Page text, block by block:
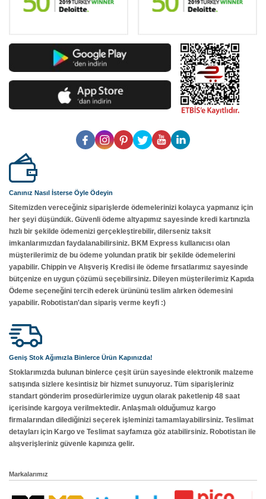
Canınız Nasıl İsterse Öyle Ödeyin
Sitemizden vereceğiniz siparişlerde ödemelerinizi kolayca yapmanız için
her şeyi düşündük. Güvenli ödeme altyapımız sayesinde kredi kartınızla
hızlı bir şekilde ödemenizi gerçekleştirebilir, dilerseniz taksit
imkanlarımızdan faydalanabilirsiniz. BKM Express kullanıcısı olan
müşterilerimiz de bu ödeme yolundan pratik bir şekilde ödemelerini
yapabilir. Chippin ve Alışveriş Kredisi ile ödeme fırsatlarımız sayesinde
bütçenize en uygun çözümü seçebilirsiniz. Dileyen müşterilerimiz Kapıda
Ödeme seçeneğini tercih ederek ürününü teslim alırken ödemesini
yapabilir. Robotistan'dan sipariş verme keyfi :)
Geniş Stok Ağımızla Binlerce Ürün Kapınızda!
Stoklarımızda bulunan binlerce çeşit ürün sayesinde elektronik malzeme
satışında sizlere kesintisiz bir hizmet sunuyoruz. Tüm siparişleriniz
standart gönderim prosedürlerimize uygun olarak paketlenip 48 saat
içerisinde kargoya verilmektedir. Anlaşmalı olduğumuz kargo
firmalarından dilediğinizi seçerek işleminizi tamamlayabilirsiniz. Teslimat
detayları için Kargo ve Teslimat sayfamıza göz atabilirsiniz. Robotistan ile
alışverişleriniz güvenle kapınıza gelir.
Markalarımız